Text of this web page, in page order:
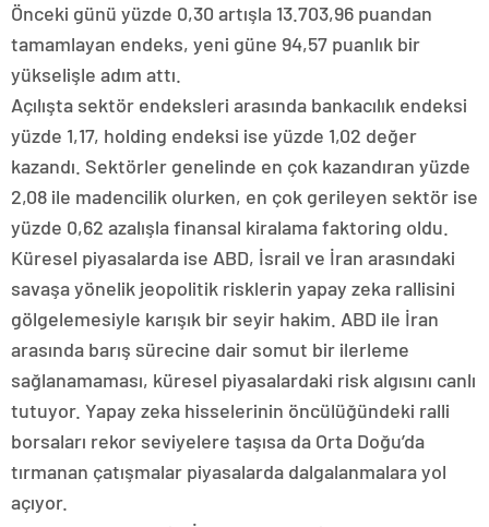
Önceki günü yüzde 0,30 artışla 13.703,96 puandan
tamamlayan endeks, yeni güne 94,57 puanlık bir
yükselişle adım attı.
Açılışta sektör endeksleri arasında bankacılık endeksi
yüzde 1,17, holding endeksi ise yüzde 1,02 değer
kazandı. Sektörler genelinde en çok kazandıran yüzde
2,08 ile madencilik olurken, en çok gerileyen sektör ise
yüzde 0,62 azalışla finansal kiralama faktoring oldu.
Küresel piyasalarda ise ABD, İsrail ve İran arasındaki
savaşa yönelik jeopolitik risklerin yapay zeka rallisini
gölgelemesiyle karışık bir seyir hakim. ABD ile İran
arasında barış sürecine dair somut bir ilerleme
sağlanamaması, küresel piyasalardaki risk algısını canlı
tutuyor. Yapay zeka hisselerinin öncülüğündeki ralli
borsaları rekor seviyelere taşısa da Orta Doğu’da
tırmanan çatışmalar piyasalarda dalgalanmalara yol
açıyor.